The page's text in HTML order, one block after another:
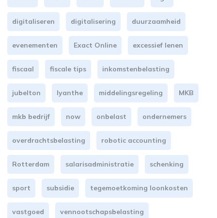
digitaliseren digitalisering duurzaamheid
evenementen Exact Online excessief lenen
fiscaal fiscale tips inkomstenbelasting
jubelton lyanthe middelingsregeling MKB
mkb bedrijf now onbelast ondernemers
overdrachtsbelasting robotic accounting
Rotterdam salarisadministratie schenking
sport subsidie tegemoetkoming loonkosten
vastgoed vennootschapsbelasting